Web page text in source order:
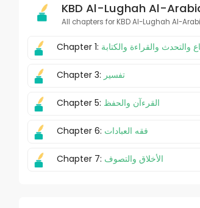
KBD Al-Lughah Al-
All chapters for KBD Al-Lughah Al-
Chapter 1: والتحدث والقراءة والكتابة
Chapter 3: تفسير
Chapter 5: القرءآن والحفظ
Chapter 6: فقه العبادات
Chapter 7: الأخلاق والتصوف